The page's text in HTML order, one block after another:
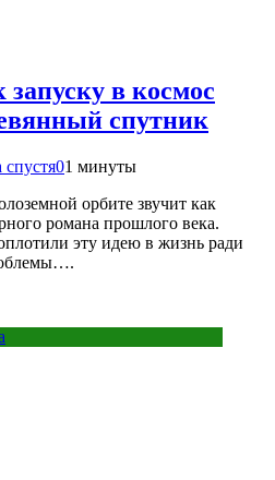
в космос
спутник
спустя01 минуты
орбите звучит как
романа прошлого века.
эту идею в жизнь ради